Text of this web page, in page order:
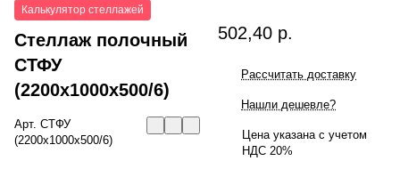
Калькулятор стеллажей
Стеллаж полочный
СТФУ
(2200x1000x500/6)
Арт. СТФУ
(2200x1000x500/6)
502,40 р.
Рассчитать доставку
Нашли дешевле?
Цена указана с учетом
НДС 20%